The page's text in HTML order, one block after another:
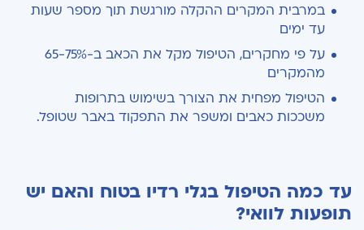
במרבית המקרים ההקלה מורגשת תוך מספר שעות
עד ימים
על פי מחקרים, הטיפול מקל את הכאב ב-65-75%
מהמקרים
הטיפול מפחית את הצורך בשימוש בתרופות
משככות כאבים ומשפר את התפקוד באבר שטופל.
עד כמה הטיפול בגלי רדיו בטוח והאם יש
תופעות לוואי?